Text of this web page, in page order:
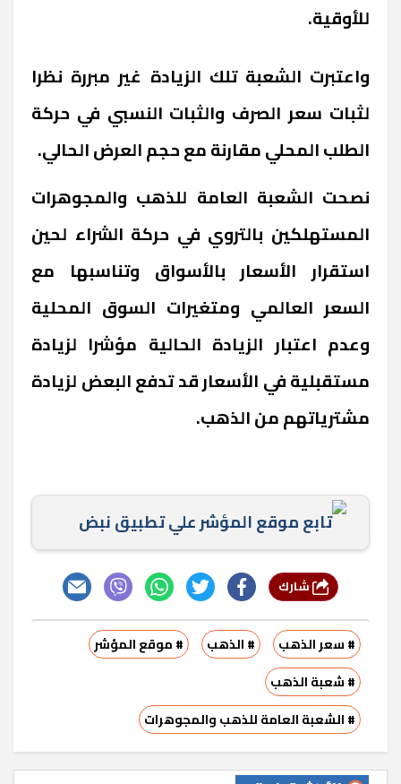
للأوقية.
واعتبرت الشعبة تلك الزيادة غير مبررة نظرا
لثبات سعر الصرف والثبات النسبي في حركة
الطلب المحلي مقارنة مع حجم العرض الحالي.
نصحت الشعبة العامة للذهب والمجوهرات
المستهلكين بالتروي في حركة الشراء لحين
استقرار الأسعار بالأسواق وتناسبها مع
السعر العالمي ومتغيرات السوق المحلية
وعدم اعتبار الزيادة الحالية مؤشرا لزيادة
مستقبلية في الأسعار قد تدفع البعض لزيادة
مشترياتهم من الذهب.
تابع موقع المؤشر علي تطبيق نبض
# سعر الذهب # الذهب
# موقع المؤشر
# شعبة الذهب
# الشعبة العامة للذهب والمجوهرات